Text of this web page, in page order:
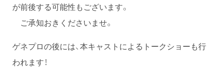
が前後する可能性もございます。
ご承知おきくださいませ。
ゲネプロの後には、本キャストによるトークショーも行
われます！